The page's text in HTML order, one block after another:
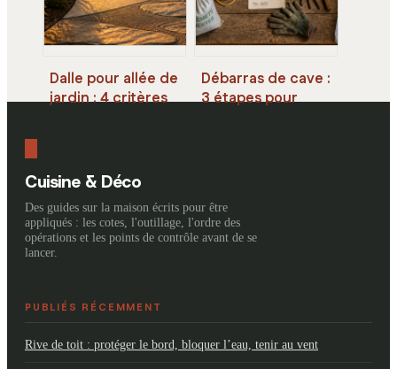
Dalle pour allée de
jardin : 4 critères
Débarras de cave :
3 étapes pour
Cuisine & Déco
Des guides sur la maison écrits pour être
appliqués : les cotes, l'outillage, l'ordre des
opérations et les points de contrôle avant de se
lancer.
PUBLIÉS RÉCEMMENT
Rive de toit : protéger le bord, bloquer l’eau, tenir au vent